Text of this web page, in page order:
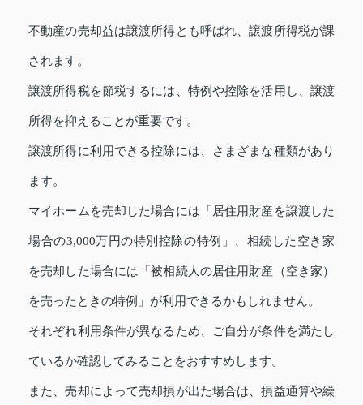
不動産の売却益は譲渡所得とも呼ばれ、譲渡所得税が課
されます。
譲渡所得税を節税するには、特例や控除を活用し、譲渡
所得を抑えることが重要です。
譲渡所得に利用できる控除には、さまざまな種類があり
ます。
マイホームを売却した場合には「居住用財産を譲渡した
場合の3,000万円の特別控除の特例」、相続した空き家
を売却した場合には「被相続人の居住用財産（空き家）
を売ったときの特例」が利用できるかもしれません。
それぞれ利用条件が異なるため、ご自分が条件を満たし
ているか確認してみることをおすすめします。
また、売却によって売却損が出た場合は、損益通算や繰